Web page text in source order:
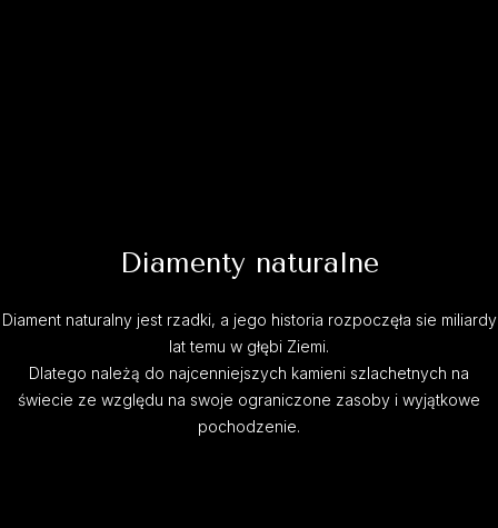
Diamenty naturalne
Diament naturalny jest rzadki, a jego historia rozpoczęła sie miliardy
lat temu w głębi Ziemi.
Dlatego należą do najcenniejszych kamieni szlachetnych na
świecie ze względu na swoje ograniczone zasoby i wyjątkowe
pochodzenie.